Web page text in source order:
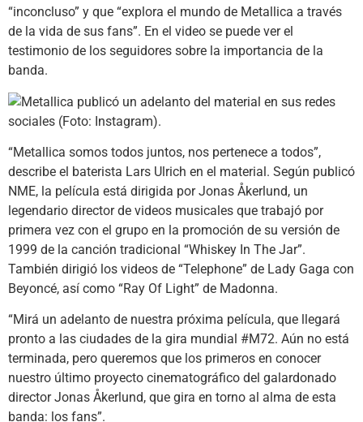
“inconcluso” y que “explora el mundo de Metallica a través
de la vida de sus fans”. En el video se puede ver el
testimonio de los seguidores sobre la importancia de la
banda.
“Metallica somos todos juntos, nos pertenece a todos”,
describe el baterista Lars Ulrich en el material. Según publicó
NME, la película está dirigida por Jonas Åkerlund, un
legendario director de videos musicales que trabajó por
primera vez con el grupo en la promoción de su versión de
1999 de la canción tradicional “Whiskey In The Jar”.
También dirigió los videos de “Telephone” de Lady Gaga con
Beyoncé, así como “Ray Of Light” de Madonna.
“Mirá un adelanto de nuestra próxima película, que llegará
pronto a las ciudades de la gira mundial #M72. Aún no está
terminada, pero queremos que los primeros en conocer
nuestro último proyecto cinematográfico del galardonado
director Jonas Åkerlund, que gira en torno al alma de esta
banda: los fans”.